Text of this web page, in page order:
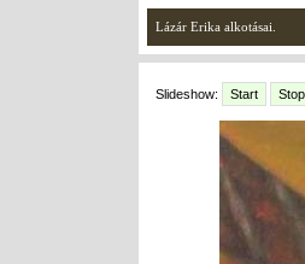
Lázár Erika alkotásai.
Slideshow: Start Stop